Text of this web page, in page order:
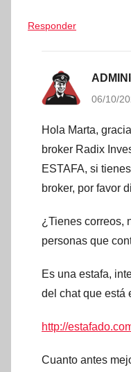
Responder
06/10/
Hola Marta,
broker Radix
ESTAFA, si
broker, por favor
¿Tienes correos,
personas que
Es una estafa,
del chat que está
http://
Cuanto antes